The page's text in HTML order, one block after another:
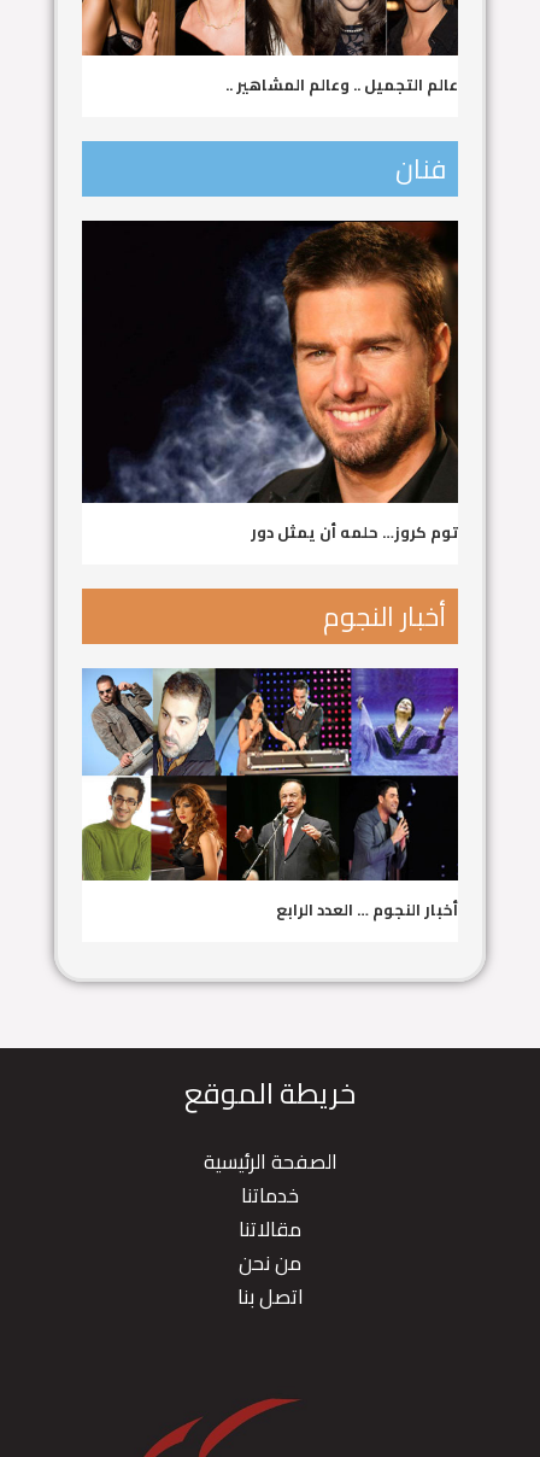
عالم التجميل .. وعالم المشاهير ..
فنان
توم كروز… حلمه أن يمثل دور
أخبار النجوم
أخبار النجوم … العدد الرابع
خريطة الموقع
الصفحة الرئيسية
خدماتنا
مقالاتنا
من نحن
اتصل بنا